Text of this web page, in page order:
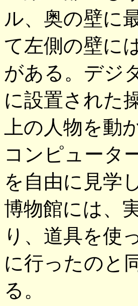
ル、奥の壁に
て左側の壁に
がある。デジ
に設置された
上の人物を動
コンピュータ
を自由に見学
博物館には、
り、道具を使
に行ったのと
る。